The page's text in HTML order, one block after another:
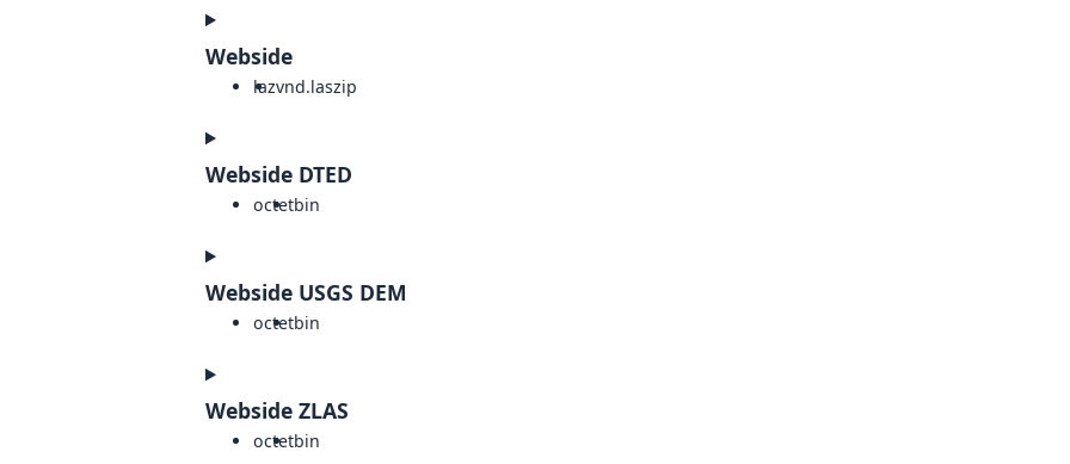
Webside
lazvnd.laszip
Webside DTED
octetbin
Webside USGS DEM
octetbin
Webside ZLAS
octetbin